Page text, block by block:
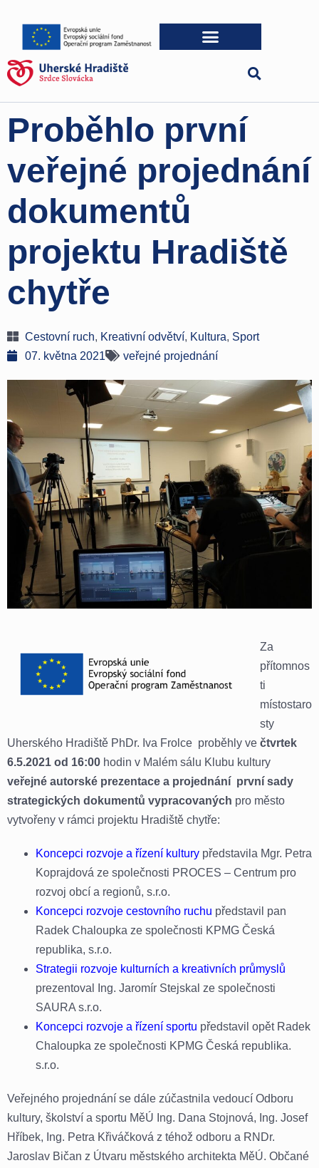
Proběhlo první
veřejné projednání
dokumentů
projektu Hradiště
chytře
Cestovní ruch, Kreativní odvětví, Kultura, Sport
07. května 2021
veřejné projednání
Za
přítomnos
ti
místostaro
sty
Uherského Hradiště PhDr. Iva Frolce proběhly ve čtvrtek
6.5.2021 od 16:00 hodin v Malém sálu Klubu kultury
veřejné autorské prezentace a projednání první sady
strategických dokumentů vypracovaných pro město
vytvořeny v rámci projektu Hradiště chytře:
Koncepci rozvoje a řízení kultury představila Mgr. Petra
Koprajdová ze společnosti PROCES – Centrum pro
rozvoj obcí a regionů, s.r.o.
Koncepci rozvoje cestovního ruchu představil pan
Radek Chaloupka ze společnosti KPMG Česká
republika, s.r.o.
Strategii rozvoje kulturních a kreativních průmyslů
prezentoval Ing. Jaromír Stejskal ze společnosti
SAURA s.r.o.
Koncepci rozvoje a řízení sportu představil opět Radek
Chaloupka ze společnosti KPMG Česká republika.
s.r.o.
Veřejného projednání se dále zúčastnila vedoucí Odboru
kultury, školství a sportu MěÚ Ing. Dana Stojnová, Ing. Josef
Hříbek, Ing. Petra Křiváčková z téhož odboru a RNDr.
Jaroslav Bičan z Útvaru městského architekta MěÚ. Občané